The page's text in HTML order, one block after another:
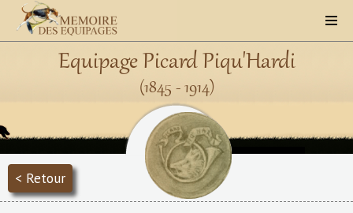
Equipage Picard Piqu'Hardi
(1845 - 1914)
< Retour